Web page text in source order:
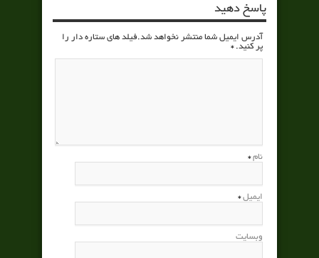
پاسخ دهید
آدرس ایمیل شما منتشر نخواهد شد.فیلد های ستاره دار را
پر کنید.*
نام *
ایمیل *
وبسایت